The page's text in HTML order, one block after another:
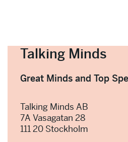
Talking Minds
Great Minds and Top
Talking Minds AB
7A Vasagatan 28
111 20 Stockholm